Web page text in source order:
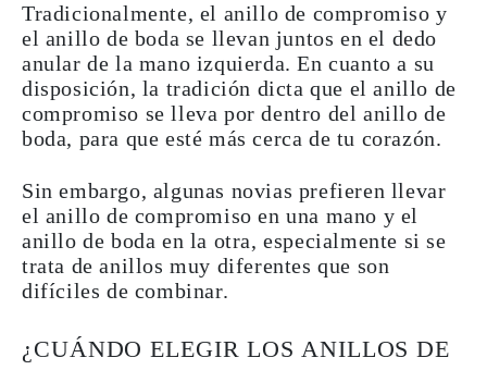
Tradicionalmente, el anillo de compromiso y
el anillo de boda se llevan juntos en el dedo
anular de la mano izquierda. En cuanto a su
disposición, la tradición dicta que el anillo de
compromiso se lleva por dentro del anillo de
boda, para que esté más cerca de tu corazón.
Sin embargo, algunas novias prefieren llevar
el anillo de compromiso en una mano y el
anillo de boda en la otra, especialmente si se
trata de anillos muy diferentes que son
difíciles de combinar.
¿CUÁNDO ELEGIR LOS ANILLOS DE